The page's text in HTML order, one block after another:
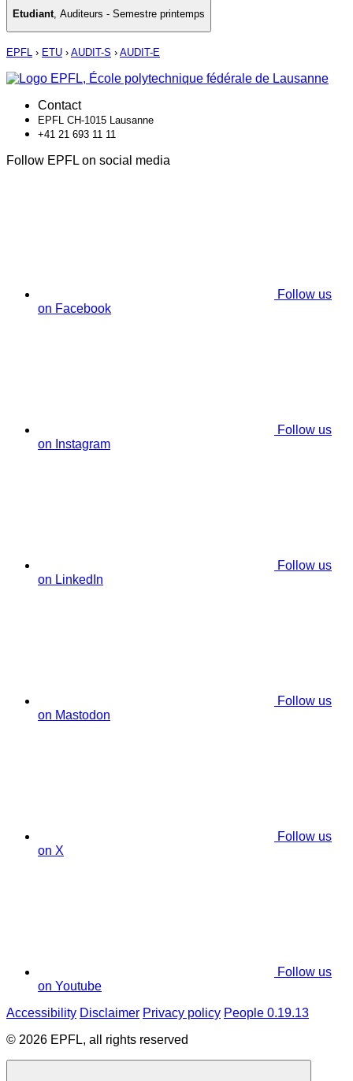
Etudiant, Auditeurs - Semestre printemps
EPFL › ETU › AUDIT-S › AUDIT-E
Contact
EPFL CH-1015 Lausanne
+41 21 693 11 11
Follow EPFL on social media
Follow us
on Facebook
Follow us
on Instagram
Follow us
on LinkedIn
Follow us
on Mastodon
Follow us
on X
Follow us
on Youtube
Accessibility Disclaimer Privacy policy People 0.19.13
© 2026 EPFL, all rights reserved